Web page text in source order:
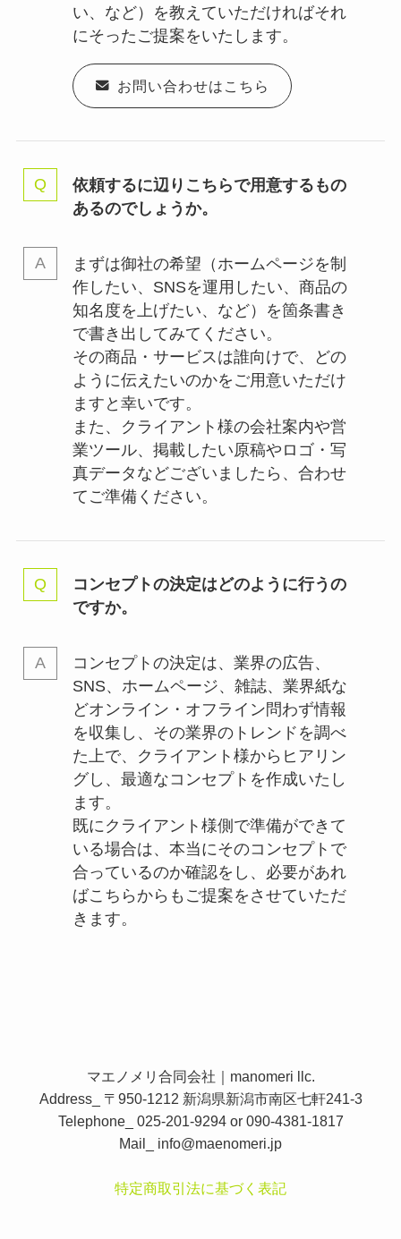
い、など）を教えていただければそれ
にそったご提案をいたします。
お問い合わせはこちら
依頼するに辺りこちらで用意するもの
あるのでしょうか。
まずは御社の希望（ホームページを制
作したい、SNSを運用したい、商品の
知名度を上げたい、など）を箇条書き
で書き出してみてください。
その商品・サービスは誰向けで、どの
ように伝えたいのかをご用意いただけ
ますと幸いです。
また、クライアント様の会社案内や営
業ツール、掲載したい原稿やロゴ・写
真データなどございましたら、合わせ
てご準備ください。
コンセプトの決定はどのように行うの
ですか。
コンセプトの決定は、業界の広告、
SNS、ホームページ、雑誌、業界紙な
どオンライン・オフライン問わず情報
を収集し、その業界のトレンドを調べ
た上で、クライアント様からヒアリン
グし、最適なコンセプトを作成いたし
ます。
既にクライアント様側で準備ができて
いる場合は、本当にそのコンセプトで
合っているのか確認をし、必要があれ
ばこちらからもご提案をさせていただ
きます。
マエノメリ合同会社｜manomeri llc.
Address_ 〒950-1212 新潟県新潟市南区七軒241-3
Telephone_ 025-201-9294 or 090-4381-1817
Mail_ info@maenomeri.jp
特定商取引法に基づく表記